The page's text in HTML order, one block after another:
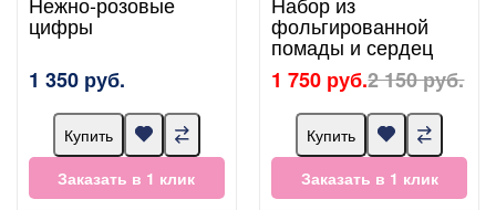
цифры
1 350 руб.
Купить
Заказать в 1 клик
фольгированной
помады и сердец
1 750 руб.2 150 руб.
Купить
Заказать в 1 клик